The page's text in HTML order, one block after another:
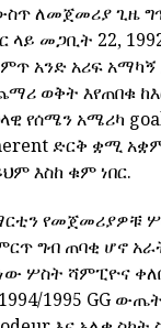
ለመጀመሪያ ጊዜ
መጋቢት 22,
አንድ አሪፍ አማካኝ
ወቅት እየጠበቁ
የሰሜን አሜሪካ
ድርቅ ቋሚ
እስከ ቁም ነበር.
የመጀመሪያዎቹ
ግብ ጠባቂ ሆኖ
ሦስት ሻምፒዮና
1995 GG